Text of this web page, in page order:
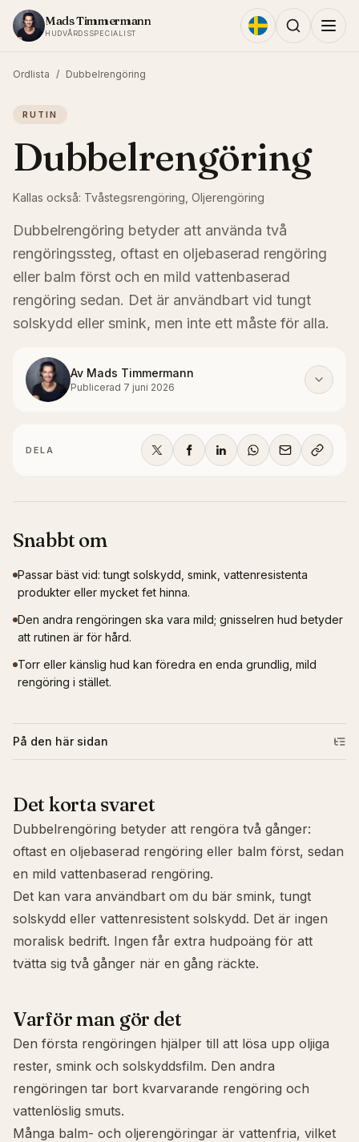
Hoppa till innehållet
Mads Timmermann
HUDVÅRDSSPECIALIST
Ordlista / Dubbelrengöring
RUTIN
Dubbelrengöring
Kallas också: Tvåstegsrengöring, Oljerengöring
Dubbelrengöring betyder att använda två
rengöringssteg, oftast en oljebaserad rengöring
eller balm först och en mild vattenbaserad
rengöring sedan. Det är användbart vid tungt
solskydd eller smink, men inte ett måste för alla.
Av Mads Timmermann
Publicerad 7 juni 2026
DELA
Snabbt om
Passar bäst vid: tungt solskydd, smink, vattenresistenta
produkter eller mycket fet hinna.
Den andra rengöringen ska vara mild; gnisselren hud betyder
att rutinen är för hård.
Torr eller känslig hud kan föredra en enda grundlig, mild
rengöring i stället.
På den här sidan
Det korta svaret
Dubbelrengöring betyder att rengöra två gånger:
oftast en oljebaserad rengöring eller balm först, sedan
en mild vattenbaserad rengöring.
Det kan vara användbart om du bär smink, tungt
solskydd eller vattenresistent solskydd. Det är ingen
moralisk bedrift. Ingen får extra hudpoäng för att
tvätta sig två gånger när en gång räckte.
Varför man gör det
Den första rengöringen hjälper till att lösa upp oljiga
rester, smink och solskyddsfilm. Den andra
rengöringen tar bort kvarvarande rengöring och
vattenlöslig smuts.
Många balm- och oljerengöringar är vattenfria, vilket